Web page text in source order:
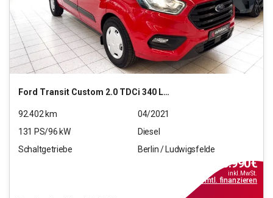
Ford Transit Custom 2.0 TDCi 340 L2 Trend (EURO 6d) PKW
92.402km
04/2021
131 PS/96 kW
Diesel
Schaltgetriebe
Berlin / Ludwigsfelde
13.990€
inkl.MwSt.
111€mtl. finanzieren